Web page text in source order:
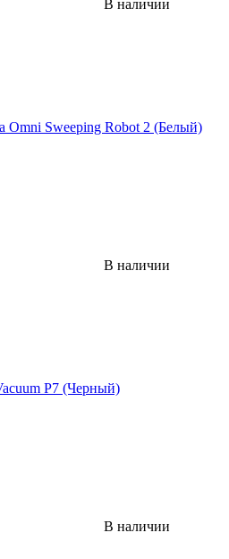
В наличии
Omni Sweeping Robot 2 (Белый)
В наличии
P7 (Черный)
В наличии